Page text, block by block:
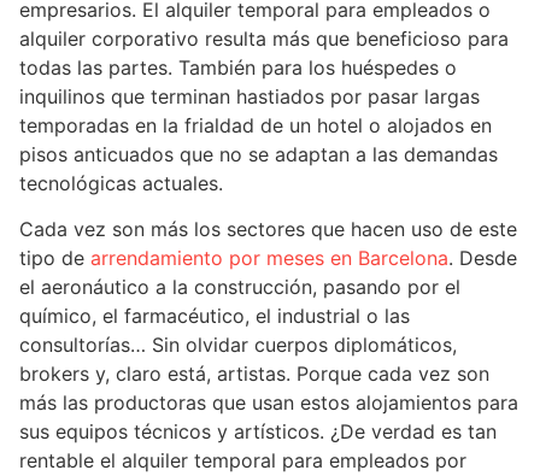
empresarios. El alquiler temporal para empleados o
alquiler corporativo resulta más que beneficioso para
todas las partes. También para los huéspedes o
inquilinos que terminan hastiados por pasar largas
temporadas en la frialdad de un hotel o alojados en
pisos anticuados que no se adaptan a las demandas
tecnológicas actuales.
Cada vez son más los sectores que hacen uso de este
tipo de arrendamiento por meses en Barcelona. Desde
el aeronáutico a la construcción, pasando por el
químico, el farmacéutico, el industrial o las
consultorías… Sin olvidar cuerpos diplomáticos,
brokers y, claro está, artistas. Porque cada vez son
más las productoras que usan estos alojamientos para
sus equipos técnicos y artísticos. ¿De verdad es tan
rentable el alquiler temporal para empleados por